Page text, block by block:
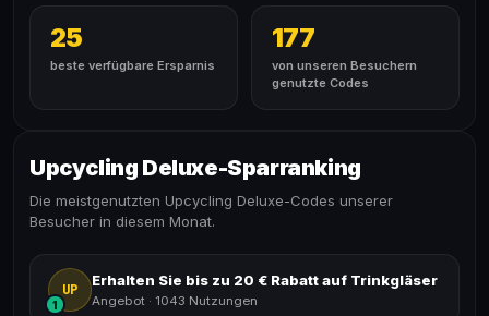
25
beste verfügbare Ersparnis
177
von unseren Besuchern
genutzte Codes
Upcycling Deluxe-Sparranking
Die meistgenutzten Upcycling Deluxe-Codes unserer
Besucher in diesem Monat.
UP
1
Erhalten Sie bis zu 20 € Rabatt auf Trinkgläser
Angebot · 1043 Nutzungen